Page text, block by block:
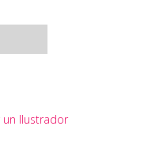
Ilustrador